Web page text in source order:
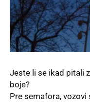
Jeste li se ikad pitali
boje?
Pre semafora,